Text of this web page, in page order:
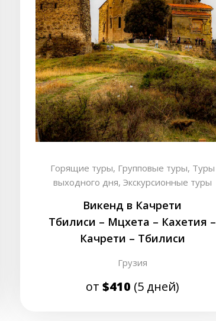
Горящие туры, Групповые туры, Туры
выходного дня, Экскурсионные туры
Викенд в Качрети
Тбилиси – Мцхета – Кахетия –
Качрети – Тбилиси
Грузия
от $410 (5 дней)